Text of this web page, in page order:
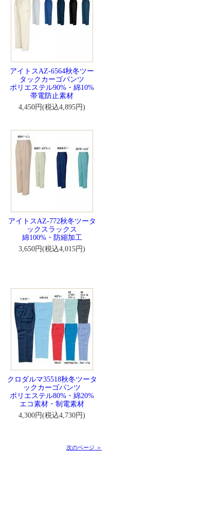
アイトスAZ-6564秋冬ツー
タックカーゴパンツ
ポリエステル90%・綿10%
帯電防止素材
4,450円(税込4,895円)
アイトスAZ-772秋冬ツータ
ックスラックス
綿100%・防縮加工
3,650円(税込4,015円)
クロダルマ35518秋冬ツータ
ックカーゴパンツ
ポリエステル80%・綿20%
エコ素材・制電素材
4,300円(税込4,730円)
次のページ ＞